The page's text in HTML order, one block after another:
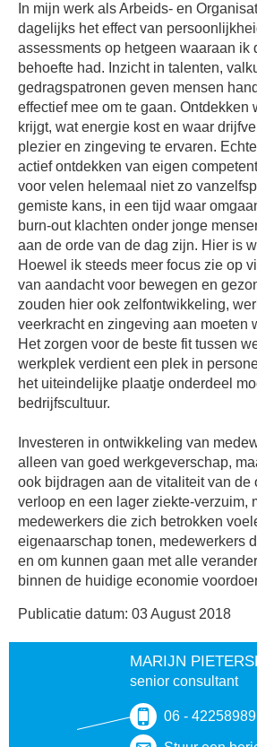
In mijn werk als Arbeids- en
dagelijks het effect van
assessments op hetgeen waaraan ik
behoefte had. Inzicht in talenten,
gedragspatronen geven mensen
effectief mee om te gaan. Ontdekken
krijgt, wat energie kost en waar
plezier en zingeving te ervaren.
actief ontdekken van eigen
voor velen helemaal niet zo
gemiste kans, in een tijd waar
burn-out klachten onder jonge
aan de orde van de dag zijn. Hier is
Hoewel ik steeds meer focus zie op
van aandacht voor bewegen en
zouden hier ook zelfontwikkeling,
veerkracht en zingeving aan moeten
Het zorgen voor de beste fit tussen
werkplek verdient een plek in
het uiteindelijke plaatje onderdeel
bedrijfscultuur.
Investeren in ontwikkeling van
alleen van goed werkgeverschap,
ook bijdragen aan de vitaliteit van de
verloop en een lager ziekte-verzuim,
medewerkers die zich betrokken
eigenaarschap tonen, medewerkers
en om kunnen gaan met alle
binnen de huidige economie
Publicatie datum: 03 August 2018
MARIJN
senior consultant
06 - 42258989